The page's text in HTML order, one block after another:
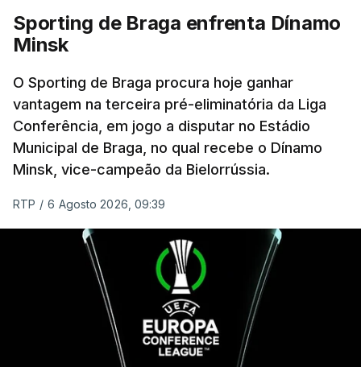
Graz, com um agregado de 6-0.
equipa relegada da ‘Champions’, o derrotado do
encontro entre Aarhus, campeão dinamarquês, ou
o Sabah, campeão do Azerbaijão, sendo que, em
caso de afastamento, os 'encarnados' caem para o
play-off da Liga Conferência, encontrando os
O jogo no Estádio da Luz tem início às 20:00, com
arbitragem do romeno Marian Barbu, enquanto a
segunda mão está marcada para 13 de agosto, em
Na fase de liga da Liga Europa já está o Torreense,
Sporting de Braga enfrenta Dínamo
Minsk
O Sporting de Braga procura hoje ganhar
vantagem na terceira pré-eliminatória da Liga
Conferência, em jogo a disputar no Estádio
Municipal de Braga, no qual recebe o Dínamo
Minsk, vice-campeão da Bielorrússia.
RTP / 6 Agosto 2026, 09:39